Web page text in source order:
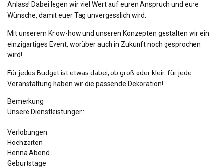
Anlass! Dabei legen wir viel Wert auf euren Anspruch und eure
Wünsche, damit euer Tag unvergesslich wird.
Mit unserem Know-how und unseren Konzepten gestalten wir ein
einzigartiges Event, worüber auch in Zukunft noch gesprochen
wird!
Für jedes Budget ist etwas dabei, ob groß oder klein für jede
Veranstaltung haben wir die passende Dekoration!
Bemerkung
Unsere Dienstleistungen:
Verlobungen
Hochzeiten
Henna Abend
Geburtstage